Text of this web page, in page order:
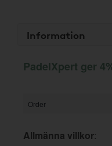
Information
PadelXpert ger
Order
Allmänna villkor: